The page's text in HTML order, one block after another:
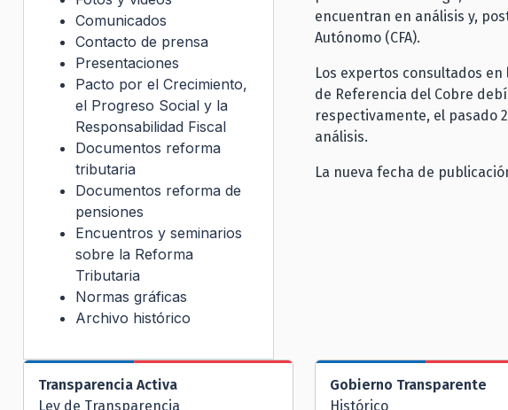
encuentran en análisis y,
Autónomo (CFA).
Los expertos consultados en
de Referencia del Cobre
respectivamente, el pasado
análisis.
La nueva fecha de
Comunicados
Contacto de prensa
Presentaciones
Pacto por el Crecimiento,
el Progreso Social y la
Responsabilidad Fiscal
Documentos reforma
tributaria
Documentos reforma de
pensiones
Encuentros y seminarios
sobre la Reforma
Tributaria
Normas gráficas
Archivo histórico
Transparencia Activa
Ley de Transparencia
Gobierno Transparente
Histórico